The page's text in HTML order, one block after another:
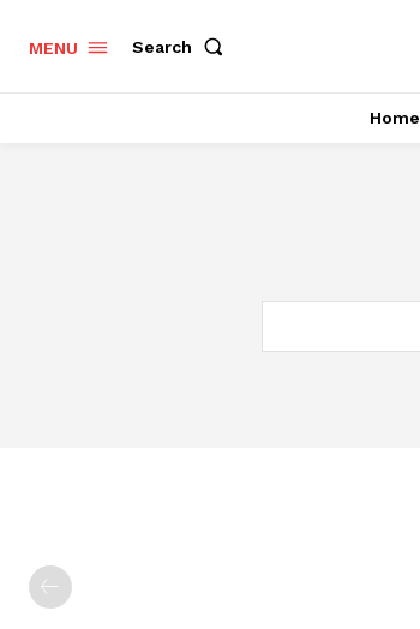
MENU Search
Home